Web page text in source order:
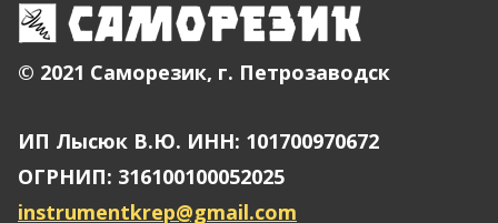
© 2021 Саморезик, г. Петрозаводск
ИП Лысюк В.Ю. ИНН: 101700970672
ОГРНИП: 316100100052025
instrumentkrep@gmail.com